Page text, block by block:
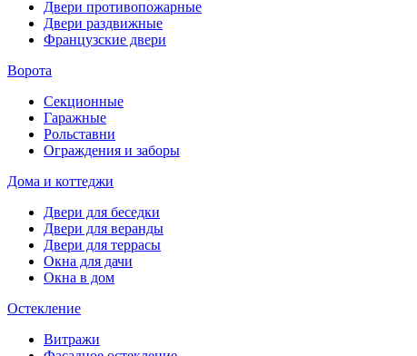
Двери противопожарные
Двери раздвижные
Французские двери
Ворота
Секционные
Гаражные
Рольставни
Ограждения и заборы
Дома и коттеджи
Двери для беседки
Двери для веранды
Двери для террасы
Окна для дачи
Окна в дом
Остекление
Витражи